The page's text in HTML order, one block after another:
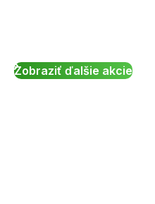
Zobraziť ďalšie akcie